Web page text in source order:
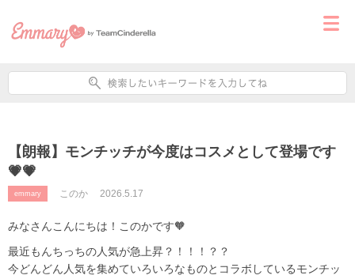
【朗報】モンチッチが今度はコスメとして登場です
💗💗
emmary このか 2026.5.17
みなさんこんにちは！このかです🧡
最近もんちっちの人気が急上昇？！！！？？
今どんどん人気を集めていろいろなものとコラボしているモンチッ